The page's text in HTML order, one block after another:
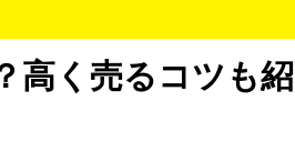
高く売るコツも紹